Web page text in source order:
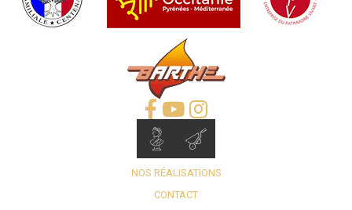
NOS RÉALISATIONS
CONTACT